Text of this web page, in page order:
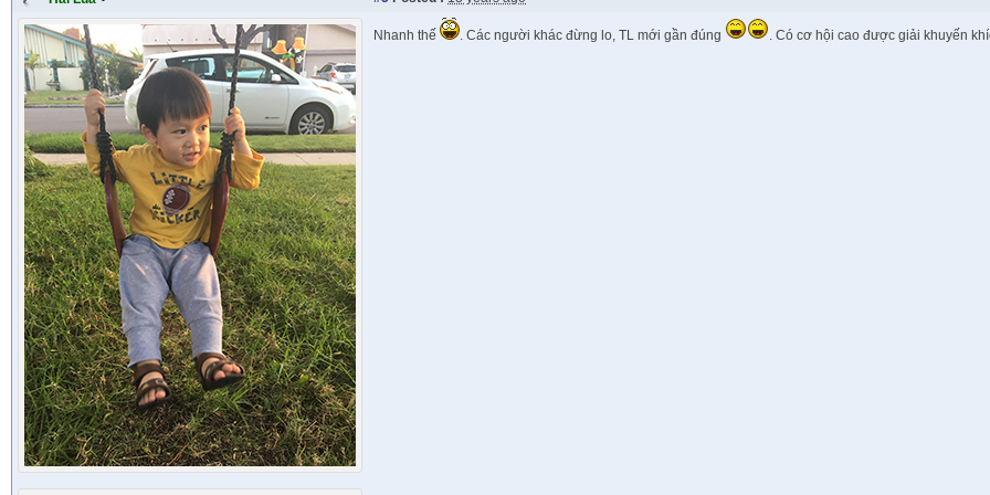
Nhanh thế . Các người khác đừng lo, TL mới gần đúng . Có cơ hội cao được giải khuyến